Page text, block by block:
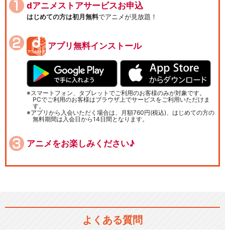
dアニメストアサービスお申込
はじめての方は初月無料でアニメが見放題！
アプリ無料インストール
スマートフォン、タブレットでご利用のお客様のみが対象です。
PCでご利用のお客様はブラウザ上でサービスをご利用いただけま
す。
アプリから入会いただく場合は、月額760円(税込)、はじめての方の
無料期間は入会日から14日間となります。
アニメをお楽しみください♪
よくある質問